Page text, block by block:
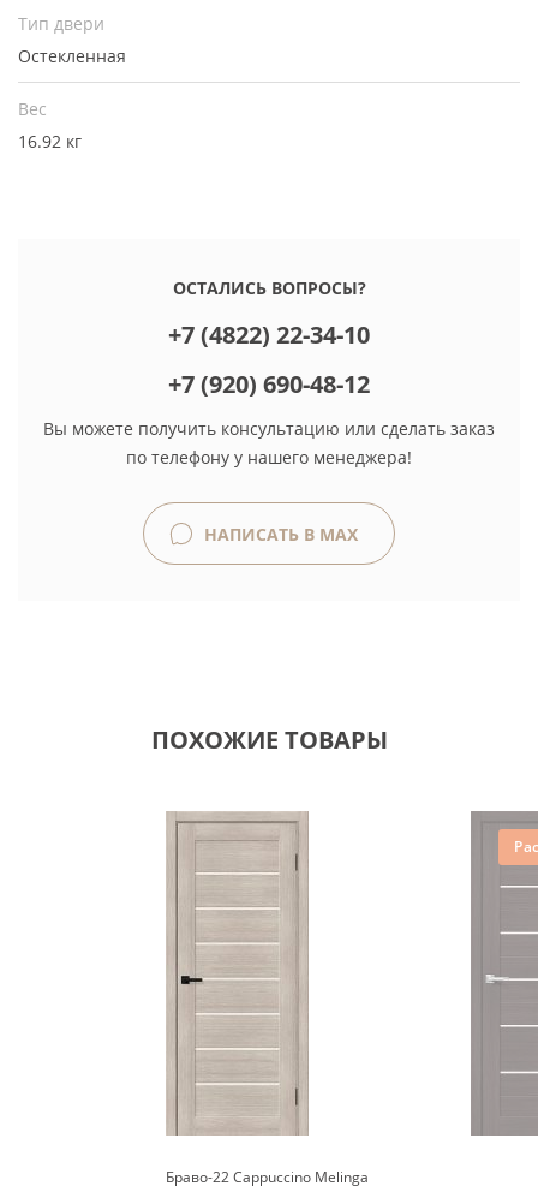
Тип двери
Остекленная
Вес
16.92 кг
ОСТАЛИСЬ ВОПРОСЫ?
+7 (4822) 22-34-10
+7 (920) 690-48-12
Вы можете получить консультацию или сделать заказ
по телефону у нашего менеджера!
НАПИСАТЬ В MAX
ПОХОЖИЕ ТОВАРЫ
Браво-22 Cappuccino Melinga